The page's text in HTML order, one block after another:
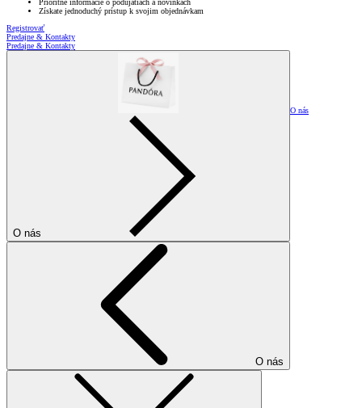
Prioritné informácie o podujatiach a novinkách
Získate jednoduchý prístup k svojim objednávkam
Registrovať
Predajne & Kontakty
Predajne & Kontakty
O nás
O nás
O nás